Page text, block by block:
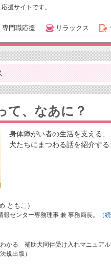
援サイトです。
専門職応援 リラックス
て、なあに？
身体障がい者の生活を支える
犬たちにまつわる話を紹介する
ともこ）
センター専務理事 兼 事務局長。 （
わかる 補助犬同伴受け入れマニュア
規出版）